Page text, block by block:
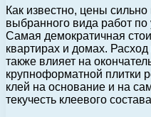
Как известно, цены
выбранного вида работ по
Самая демократичная
квартирах и домах.
также влияет на
крупноформатной плитки
клей на основание и на
текучесть клеевого